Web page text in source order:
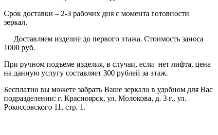
Срок доставки – 2-3 рабочих дня с момента готовности
зеркал.
Доставляем изделие до первого этажа. Стоимость заноса
1000 руб.
При ручном подъеме изделия, в случаи, если нет лифта, цена
на данную услугу составляет 300 рублей за этаж.
Бесплатно вы можете забрать Ваше зеркало в удобном для Вас
подразделении: г. Красноярск, ул. Молокова, д. 3 г., ул.
Рокоссовского 11, стр. 1.